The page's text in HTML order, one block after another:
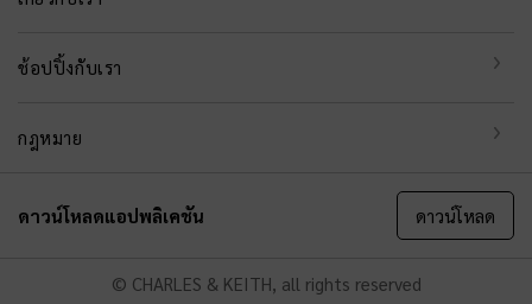
ช้อปปิ้งกับเรา
กฎหมาย
ดาวน์โหลดแอปพลิเคชัน ดาวน์โหลด
© CHARLES & KEITH, all rights reserved